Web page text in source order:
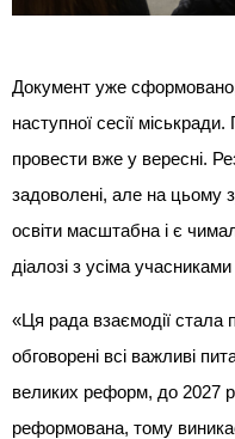
Документ уже
наступної сесії
провести вже у вересні.
задоволені, але на цьому
освіти масштабна і є
діалозі з усіма
«Ця рада взаємодії
обговорені всі важливі
великих реформ, до 2027
реформована, тому